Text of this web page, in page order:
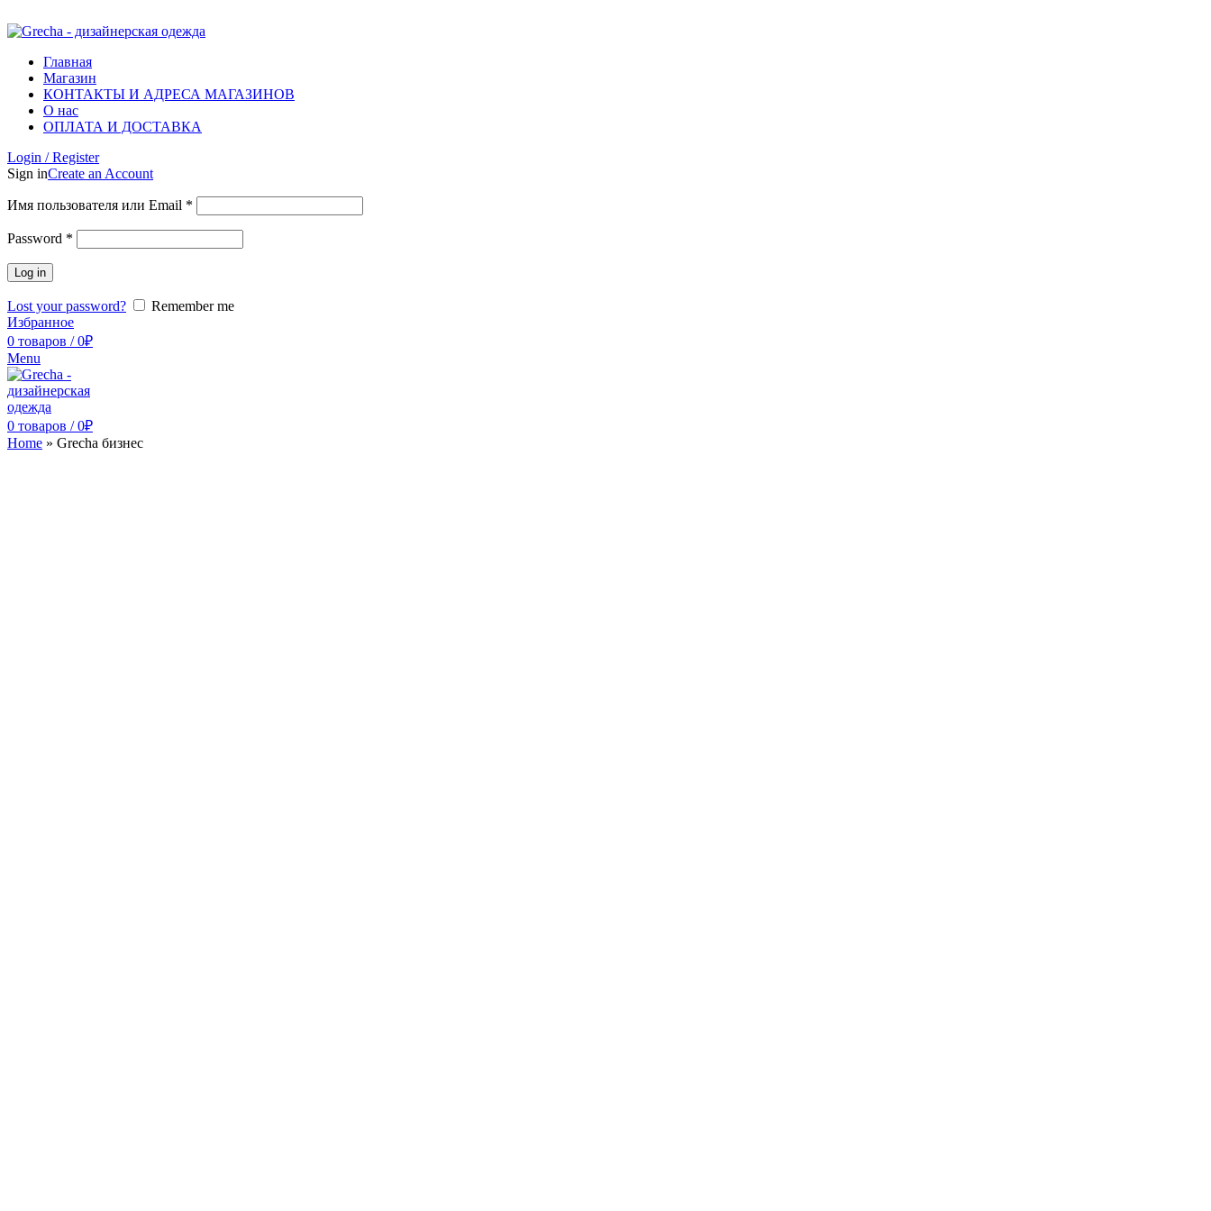
Главная
Магазин
КОНТАКТЫ И АДРЕСА МАГАЗИНОВ
О нас
ОПЛАТА И ДОСТАВКА
Login / Register
Sign inCreate an Account
Имя пользователя или Email *
Password *
Log in
Lost your password?
Remember me
Избранное
0 товаров / 0₽
Menu
0 товаров / 0₽
Home » Grecha бизнес